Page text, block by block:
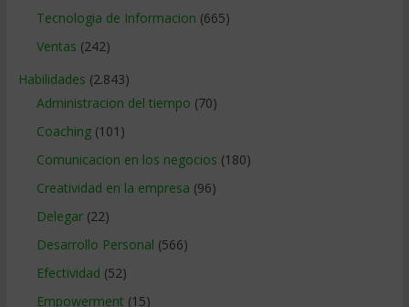
Tecnologia de Informacion (665)
Ventas (242)
Habilidades (2.843)
Administracion del tiempo (70)
Coaching(101)
Comunicacion en los negocios (180)
Creatividad en la empresa (96)
Delegar(22)
Desarrollo Personal (566)
Efectividad (52)
Empowerment (15)